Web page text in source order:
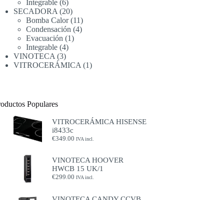
Integrable 6
productos
SECADORA 2020
productos
Bomba Calor 1111
productos
Condensación 44
Evacuación 11
Integrable 44
productos
VINOTECA 33
productos
VITROCERÁMICA 11
Populares
VITROCERÁMICA HISENSE
i8433c
€349.00 IVA incl.
VINOTECA HOOVER
HWCB 15 UK/1
€299.00 IVA incl.